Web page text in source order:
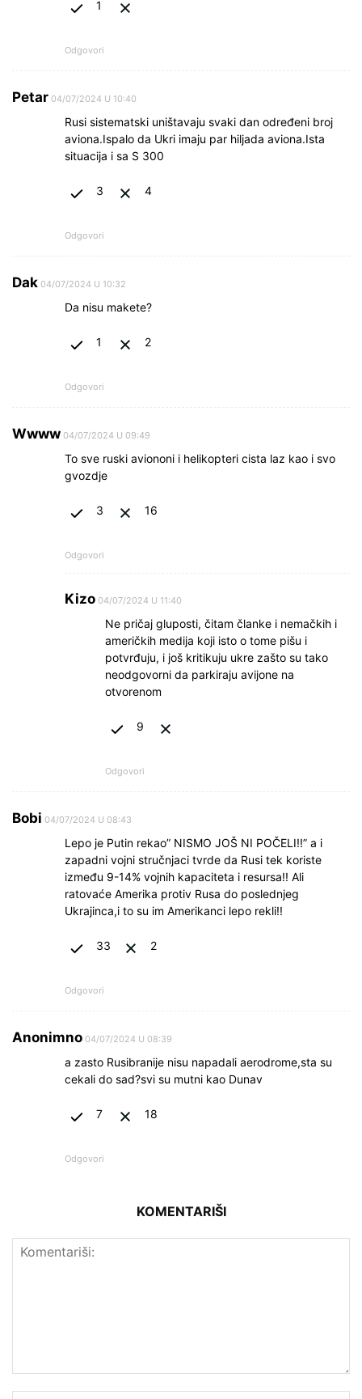
1
Odgovori
Petar 04/07/2024 U 10:40
Rusi sistematski uništavaju svaki dan određeni broj
aviona.Ispalo da Ukri imaju par hiljada aviona.Ista
situacija i sa S 300
3 4
Odgovori
Dak 04/07/2024 U 10:32
Da nisu makete?
1 2
Odgovori
Wwww 04/07/2024 U 09:49
To sve ruski aviononi i helikopteri cista laz kao i svo
gvozdje
3 16
Odgovori
Kizo 04/07/2024 U 11:40
Ne pričaj gluposti, čitam članke i nemačkih i
američkih medija koji isto o tome pišu i
potvrđuju, i još kritikuju ukre zašto su tako
neodgovorni da parkiraju avijone na
otvorenom
9
Odgovori
Bobi 04/07/2024 U 08:43
Lepo je Putin rekao” NISMO JOŠ NI POČELI!!” a i
zapadni vojni stručnjaci tvrde da Rusi tek koriste
između 9-14% vojnih kapaciteta i resursa!! Ali
ratovaće Amerika protiv Rusa do poslednjeg
Ukrajinca,i to su im Amerikanci lepo rekli!!
33 2
Odgovori
Anonimno 04/07/2024 U 08:39
a zasto Rusibranije nisu napadali aerodrome,sta su
cekali do sad?svi su mutni kao Dunav
7 18
Odgovori
KOMENTARIŠI